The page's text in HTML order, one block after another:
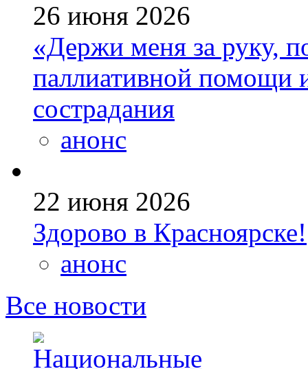
26 июня 2026
«Держи меня за руку,
паллиативной помощи
сострадания
анонс
22 июня 2026
Здорово в Красноярске!
анонс
Все новости